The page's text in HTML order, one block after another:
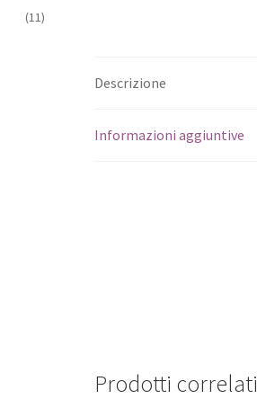
Descrizione
Informazioni aggiuntive
Prodotti correlati
(11)